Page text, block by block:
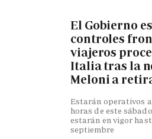
El Gobierno
controles
viajeros
Italia tras la
Meloni a
Estarán operativos
horas de este
estarán en vigor
septiembre